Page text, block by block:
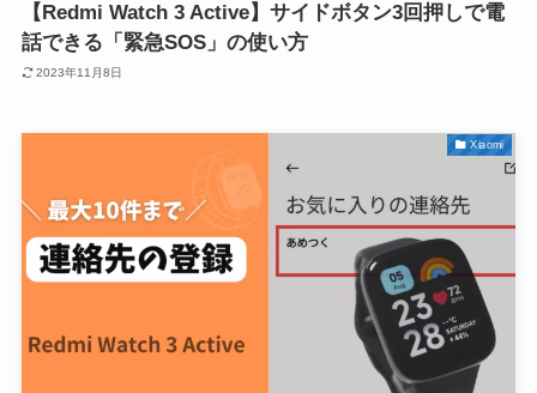
【Redmi Watch 3 Active】サイドボタン3回押しで電
話できる「緊急SOS」の使い方
2023年11月8日
Xiaomi